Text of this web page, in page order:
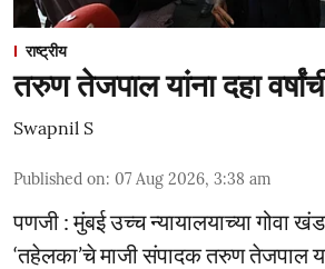
राष्ट्रीय
तरुण तेजपाल यांना दहा
Swapnil S
Published on: 07 Aug 2026, 3:38 am
पणजी : मुंबई उच्च न्यायालयाच्या गोवा
‘तहेलका’चे माजी संपादक तरुण तेजपाल